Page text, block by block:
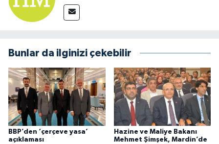
Bunlar da ilginizi çekebilir
BBP’den ‘çerçeve yasa’
açıklaması
Hazine ve Maliye Bakanı
Mehmet Şimşek, Mardin’de